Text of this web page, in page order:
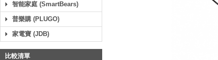
智能家庭 (SmartBears)
普樂購 (PLUGO)
家電寶 (JDB)
比較清單